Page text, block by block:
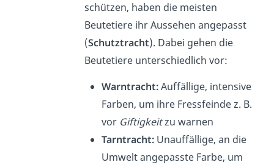
schützen, haben die meisten
Beutetiere ihr Aussehen angepasst
(Schutztracht). Dabei gehen die
Beutetiere unterschiedlich vor:
Warntracht:Auffällige, intensive
Farben, um ihre Fressfeinde z. B.
vor Giftigkeitzu warnen
Tarntracht: Unauffällige, an die
Umwelt angepasste Farbe, um